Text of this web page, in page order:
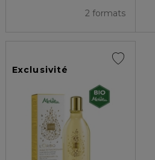
2 formats
Exclusivité